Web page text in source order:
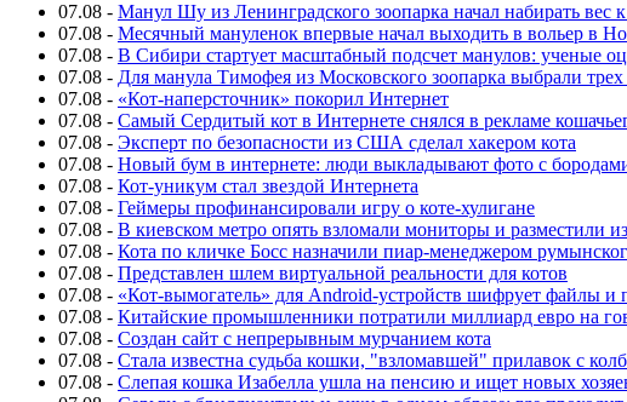
07.08 - Манул Шу из Ленинградского зоопарка начал набирать вес
07.08 - Месячный мануленок впервые начал выходить в вольер в
07.08 - В Сибири стартует масштабный подсчет манулов: ученые
07.08 - Для манула Тимофея из Московского зоопарка выбрали
07.08 - «Кот-наперсточник» покорил Интернет
07.08 - Самый Сердитый кот в Интернете снялся в рекламе
07.08 - Эксперт по безопасности из США сделал хакером кота
07.08 - Новый бум в интернете: люди выкладывают фото с
07.08 - Кот-уникум стал звездой Интернета
07.08 - Геймеры профинансировали игру о коте-хулигане
07.08 - В киевском метро опять взломали мониторы и разместили
07.08 - Кота по кличке Босс назначили пиар-менеджером
07.08 - Представлен шлем виртуальной реальности для котов
07.08 - «Кот-вымогатель» для Android-устройств шифрует файлы и
07.08 - Китайские промышленники потратили миллиард евро на
07.08 - Создан сайт с непрерывным мурчанием кота
07.08 - Стала известна судьба кошки, "взломавшей" прилавок с
07.08 - Слепая кошка Изабелла ушла на пенсию и ищет новых